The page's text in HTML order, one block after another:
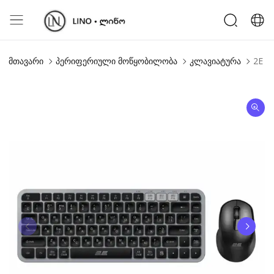
მთავარი პერიფერიული მოწყობილობა კლავიატურა 2E